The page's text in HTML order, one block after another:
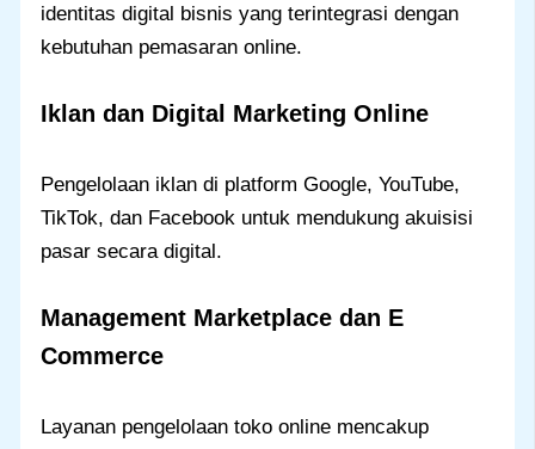
identitas digital bisnis yang terintegrasi dengan
kebutuhan pemasaran online.
Iklan dan Digital Marketing Online
Pengelolaan iklan di platform Google, YouTube,
TikTok, dan Facebook untuk mendukung akuisisi
pasar secara digital.
Management Marketplace dan E
Commerce
Layanan pengelolaan toko online mencakup